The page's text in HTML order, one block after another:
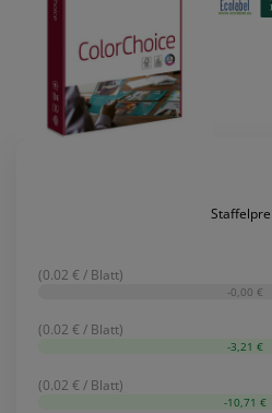
(0.02 € / Blatt)
-0,00 €
(0.02 € / Blatt)
-3,21 €
(0.02 € / Blatt)
-10,71 €